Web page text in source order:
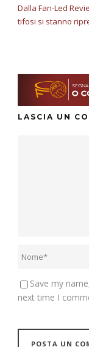
Dalla Fan-Led
tifosi si stanno
LASCIA UN
Save my
next time I